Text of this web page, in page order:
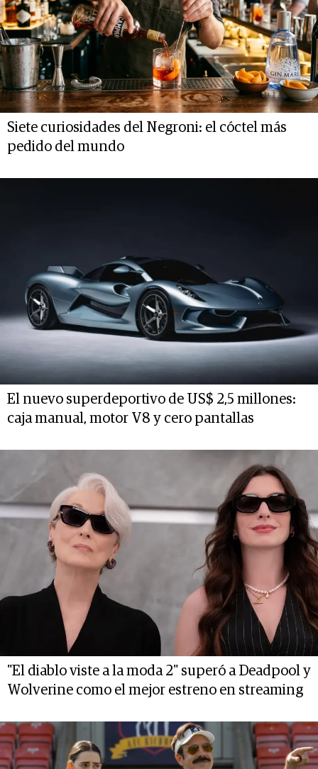
Siete curiosidades del Negroni: el cóctel más
pedido del mundo
El nuevo superdeportivo de US$ 2,5 millones:
caja manual, motor V8 y cero pantallas
"El diablo viste a la moda 2" superó a Deadpool y
Wolverine como el mejor estreno en streaming